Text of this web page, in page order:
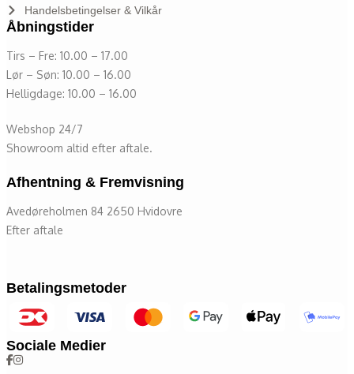
Handelsbetingelser & Vilkår
Åbningstider
Tirs – Fre: 10.00 – 17.00
Lør – Søn: 10.00 – 16.00
Helligdage: 10.00 – 16.00
Webshop 24/7
Showroom altid efter aftale.
Afhentning & Fremvisning
Avedøreholmen 84 2650 Hvidovre
Efter aftale
Betalingsmetoder
Sociale Medier